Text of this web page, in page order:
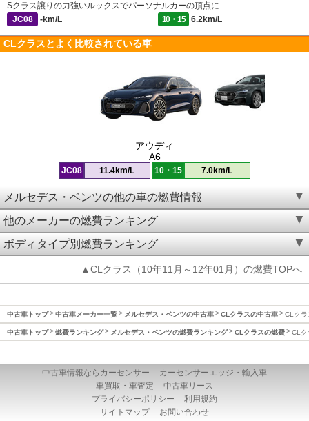
Sクラス譲りの力強いルックスでパーソナルカーの頂点に
JC08
-km/L 10・15 6.2km/L
CLクラスとよく比較されている車
アウディ
A6
JC08 11.4km/L 10・15 7.0km/L
メルセデス・ベンツの他の車の燃費情報
他のメーカーの燃費ランキング
ボディタイプ別燃費ランキング
▲CLクラス（10年11月～12年01月）の燃費TOPへ
中古車トップ 中古車メーカー一覧 メルセデス・ベンツの中古車 CLクラスの中古車 CLク
中古車トップ 燃費ランキング メルセデス・ベンツの燃費ランキング CLクラスの燃費 CLク
中古車情報ならカーセンサー
カーセンサーエッジ・輸入車
車買取・車査定
中古車リース
プライバシーポリシー
利用規約
サイトマップ
お問い合わせ